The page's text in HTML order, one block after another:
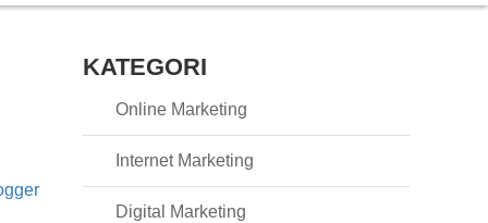
KATEGORI
Online Marketing
Internet Marketing
Digital Marketing